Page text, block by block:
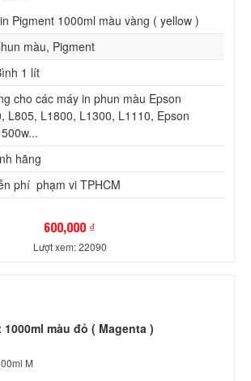
Pigment 1000ml màu vàng ( yellow )
màu, Pigment
1 lít
cho các máy in phun màu Epson
L805, L1800, L1300, L1110, Epson
hãng
phí phạm vi TPHCM
600,000 ₫
Lượt xem: 22090
màu đỏ ( Magenta )
M